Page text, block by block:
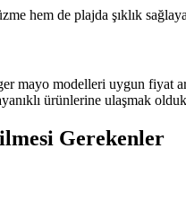
hem de plajda şıklık
mayo modelleri uygun
ürünlerine ulaşmak
Gerekenler